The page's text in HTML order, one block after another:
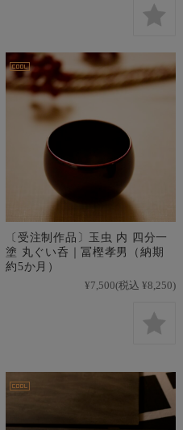
〔受注制作品〕玉虫 内 四分一
塗 丸ぐい呑｜冨樫孝男（納期
約5か月）
¥7,500(税込 ¥8,250)